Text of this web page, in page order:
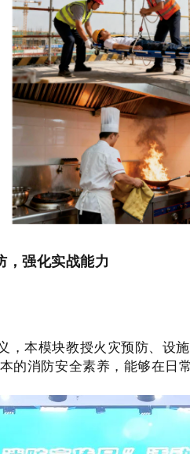
，强化实战能力
，本模块教授火灾预防、设
的消防安全素养，能够在日